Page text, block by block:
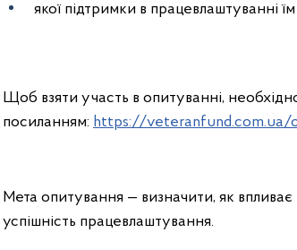
якої підтримки в працевлаштуванні
Щоб взяти участь в опитуванні,
посиланням: https://veteranfund.com.ua/
Мета опитування — визначити, як впливає
успішність працевлаштування.